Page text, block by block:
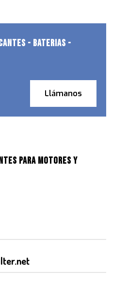
- BATERIAS -
Llámanos
PARA MOTORES Y